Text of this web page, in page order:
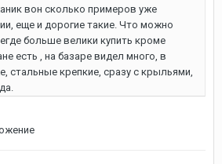
вон сколько примеров уже
еще и дорогие такие. Что можно
больше велики купить кроме
есть , на базаре видел много, в
стальные крепкие, сразу с крыльями,